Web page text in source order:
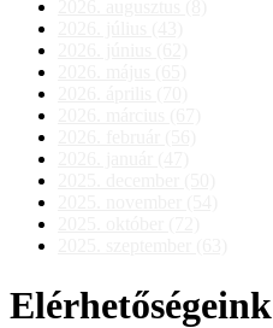
Elérhetőségeink